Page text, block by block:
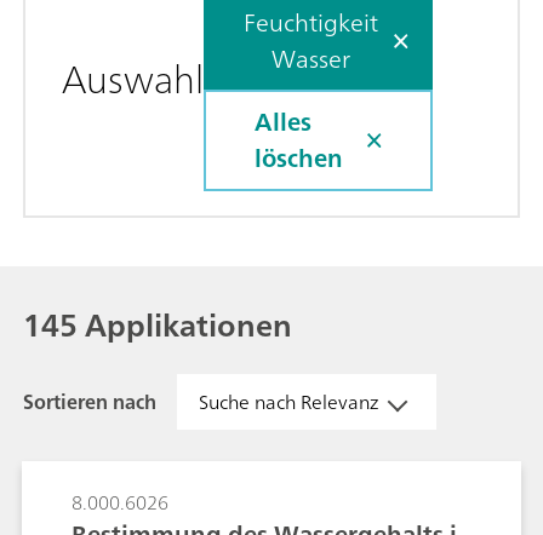
Auswahl
Feuchtigkeit
Wasser
Alles
löschen
145 Applikationen
Sortieren nach Suche nach Relevanz
8.000.6026